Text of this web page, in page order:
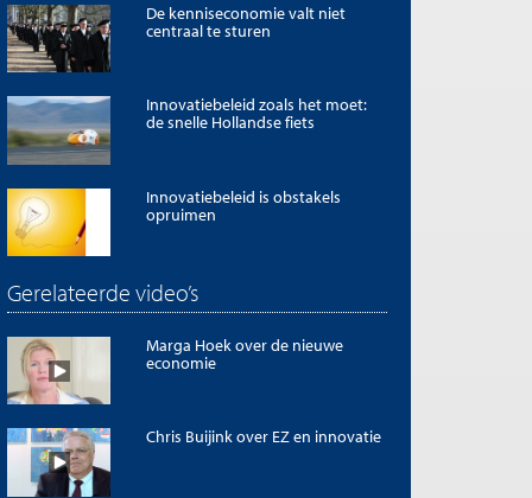
De kenniseconomie valt niet
centraal te sturen
Innovatiebeleid zoals het moet:
de snelle Hollandse fiets
Innovatiebeleid is obstakels
opruimen
Gerelateerde video’s
Marga Hoek over de nieuwe
economie
Chris Buijink over EZ en innovatie